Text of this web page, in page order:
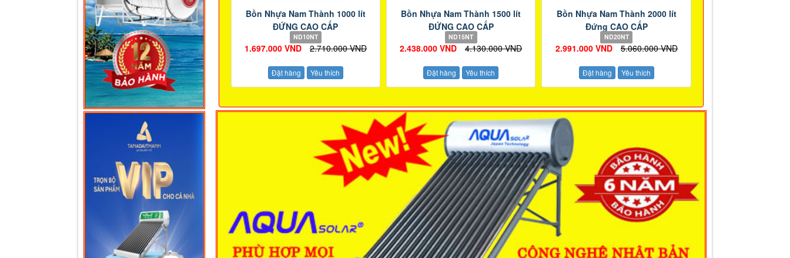
Bồn Nhựa Nam Thành 1000 lít
ĐỨNG CAO CẤP
ND10NT
1.697.000 VND 2.710.000 VND
Đặt hàng Yêu thích
Bồn Nhựa Nam Thành 1500 lít
ĐỨNG CAO CẤP
ND15NT
2.438.000 VND 4.130.000 VND
Đặt hàng Yêu thích
Bồn Nhựa Nam Thành 2000 lít
Đứng CAO CẤP
ND20NT
2.991.000 VND 5.060.000 VND
Đặt hàng Yêu thích